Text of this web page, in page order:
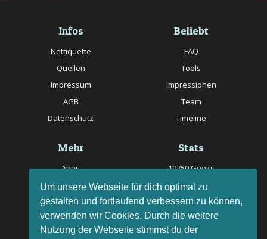
Um unsere Webseite für dich optimal zu
gestalten und fortlaufend verbessern zu können,
verwenden wir Cookies. Durch die weitere
Nutzung der Webseite stimmst du der
Infos
Nettiquette
Quellen
Impressum
AGB
Datenschutz
Beliebt
FAQ
Tools
Impressionen
Team
Timeline
Mehr
Apps
Jobs
Livestream
Bug melden
Rätsel des Tages
Stats
10750 Geeks
20057 Rätsel online
150 Quizfragen online